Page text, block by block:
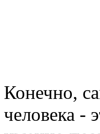
Конечно,
человека -